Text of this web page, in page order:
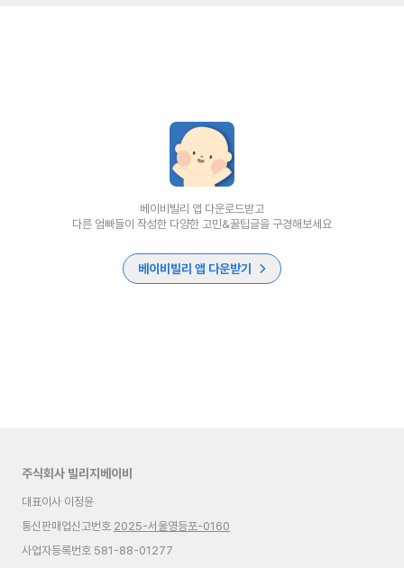
베이비빌리 앱 다운로드받고
다른 엄빠들이 작성한 다양한 고민&꿀팁글을 구경해보세요
베이비빌리 앱 다운받기
주식회사 빌리지베이비
대표이사 이정윤
통신판매업신고번호 2025-서울영등포-0160
사업자등록번호 581-88-01277